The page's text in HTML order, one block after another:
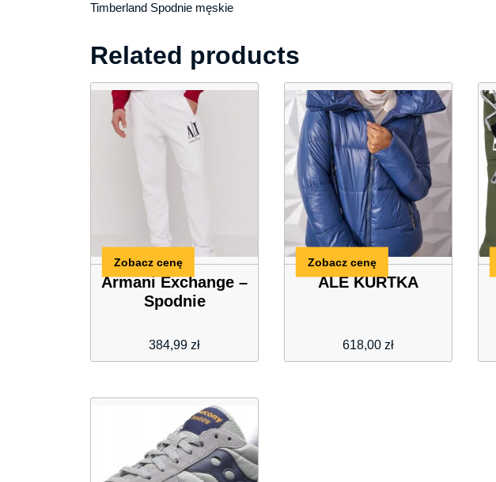
Timberland Spodnie męskie
Related products
Armani Exchange –
Spodnie
384,99 zł
Zobacz cenę
ALE KURTKA
618,00 zł
Zobacz cenę